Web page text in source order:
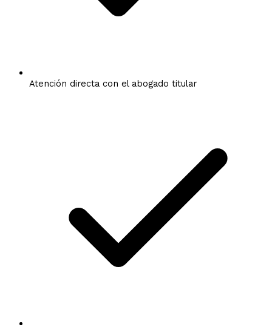
Atención directa con el abogado titular